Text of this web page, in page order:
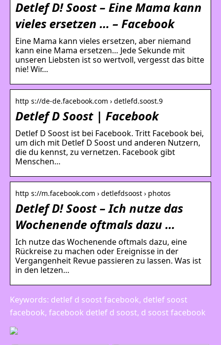
Detlef D! Soost – Eine Mama kann
vieles ersetzen … – Facebook
Eine Mama kann vieles ersetzen, aber niemand
kann eine Mama ersetzen… Jede Sekunde mit
unseren Liebsten ist so wertvoll, vergesst das bitte
nie! Wir…
http s://de-de.facebook.com › detlefd.soost.9
Detlef D Soost | Facebook
Detlef D Soost ist bei Facebook. Tritt Facebook bei,
um dich mit Detlef D Soost und anderen Nutzern,
die du kennst, zu vernetzen. Facebook gibt
Menschen…
http s://m.facebook.com › detlefdsoost › photos
Detlef D! Soost – Ich nutze das
Wochenende oftmals dazu …
Ich nutze das Wochenende oftmals dazu, eine
Rückreise zu machen oder Ereignisse in der
Vergangenheit Revue passieren zu lassen. Was ist
in den letzen…
Keywords: detlef d soost facebook, detlef soost
facebook, facebook detlef d soost, d soost facebook